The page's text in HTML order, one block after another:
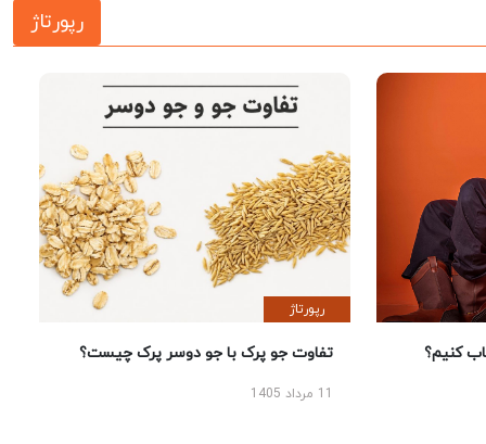
رپورتاژ
کنیم؟
رپورتاژ
تفاوت جو پرک با جو دوسر پرک چیست؟